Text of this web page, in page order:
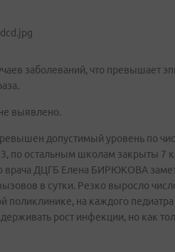
заболеваний, что превышает
выявлено.
допустимый уровень по
остальным школам закрыты 7
врача ДЦГБ Елена БИРЮКОВА
в сутки. Резко выросло
поликлинике, на каждого
рост инфекции, но как